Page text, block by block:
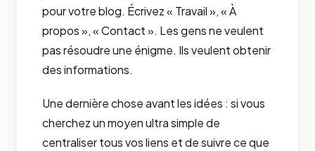
pour votre blog. Écrivez « Travail », « À
propos », « Contact ». Les gens ne veulent
pas résoudre une énigme. Ils veulent obtenir
des informations.
Une dernière chose avant les idées : si vous
cherchez un moyen ultra simple de
centraliser tous vos liens et de suivre ce que